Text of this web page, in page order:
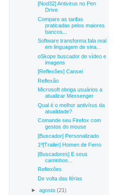
[Nod32] Antivirus no Pen
Drive
Compare as tarifas
praticadas pelos maiores
bancos...
Software transforma fala real
em linguagem de sina...
oSkope buscador de vídeo e
imagens
[Reflexões] Cansei
Reflexão
Microsoft obriga usuários a
atualizar Messenger
Qual é o melhor antivírus da
atualidade?
Comande seu Firefox com
gestos do mouse
[Buscador] Personalizado
1º[Trailer] Homen de Ferro
[Buscadores] E seus
caminhos...
Reflexões
De volta das férias
►agosto(21)